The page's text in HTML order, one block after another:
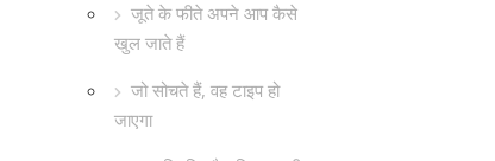
जूते के फीते अपने आप कैसे
खुल जाते हैं
जो सोचते हैं, वह टाइप हो
जाएगा